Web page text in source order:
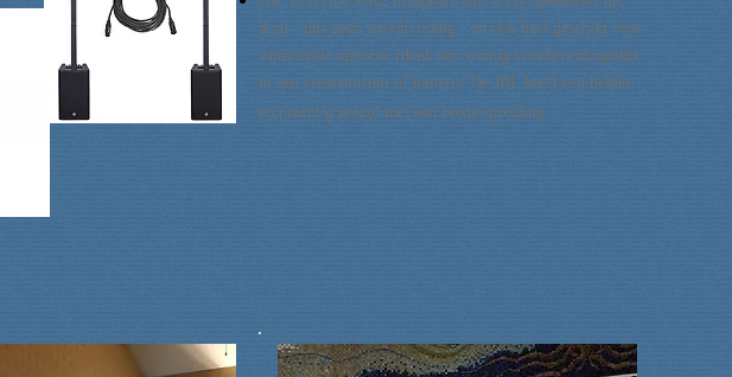
accu - dus geen stroom nodig - en ook heel geschikt voor
supersnelle opbouw (denk aan weinig voorbereidingstijd
in een crematorium of buiten). De JBL heeft een helder
en prachtig geluid met een brede spreiding.